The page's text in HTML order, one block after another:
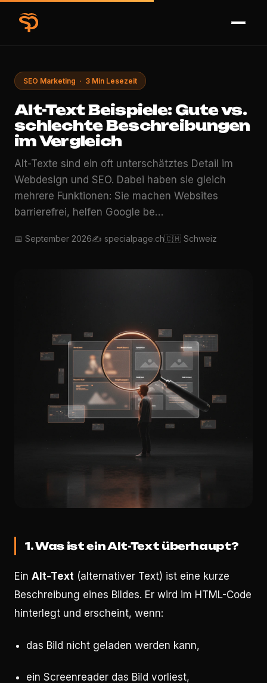
SEO Marketing · 3 Min Lesezeit
Alt-Text Beispiele: Gute vs.
schlechte Beschreibungen
im Vergleich
Alt-Texte sind ein oft unterschätztes Detail im
Webdesign und SEO. Dabei haben sie gleich
mehrere Funktionen: Sie machen Websites
barrierefrei, helfen Google be…
📅 September 2026✍️ specialpage.ch🇨🇭 Schweiz
1. Was ist ein Alt-Text überhaupt?
Ein Alt-Text (alternativer Text) ist eine kurze
Beschreibung eines Bildes. Er wird im HTML-Code
hinterlegt und erscheint, wenn:
das Bild nicht geladen werden kann,
ein Screenreader das Bild vorliest,